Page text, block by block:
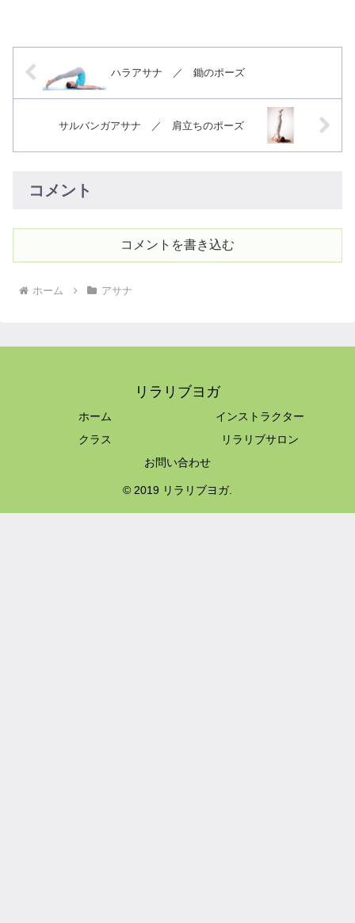
ハラアサナ ／ 鋤のポーズ
サルバンガアサナ ／ 肩立ちのポーズ
コメント
コメントを書き込む
ホーム アサナ
リラリブヨガ
ホーム
インストラクター
クラス
リラリブサロン
お問い合わせ
© 2019 リラリブヨガ.